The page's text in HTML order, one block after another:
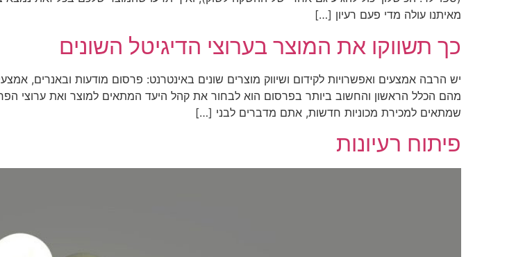
מאיתנו עולה מדי פעם רעיון […]
כך תשווקו את המוצר בערוצי הדיגיטל השונים
יש הרבה אמצעים ואפשרויות לקידום ושיווק מוצרים שונים באינטרנט: פרסום מודעות ובאנרים,
מהם הכלל הראשון והחשוב ביותר בפרסום הוא לבחור את קהל היעד המתאים למוצר ואת ערוצי
שמתאים למכירת מכוניות חדשות, אתם מדברים לבני […]
פיתוח רעיונות